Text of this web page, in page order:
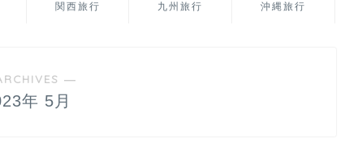
関西旅行 九州旅行 沖縄旅行
―
年 5月